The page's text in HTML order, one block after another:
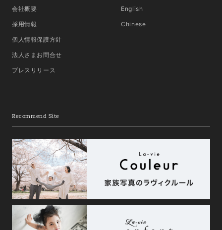
会社概要
採用情報
個人情報保護方針
法人さまお問合せ
プレスリリース
English
Chinese
Recommend Site